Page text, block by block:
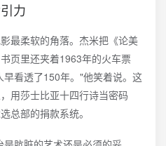
力
最柔软的角落。杰米把《论美
页里还夹着1963年的火车票
看透了150年。"他笑着说。这
用莎士比亚十四行诗当密码
总部的捐款系统。